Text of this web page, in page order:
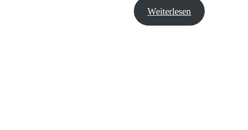
Weiterlesen